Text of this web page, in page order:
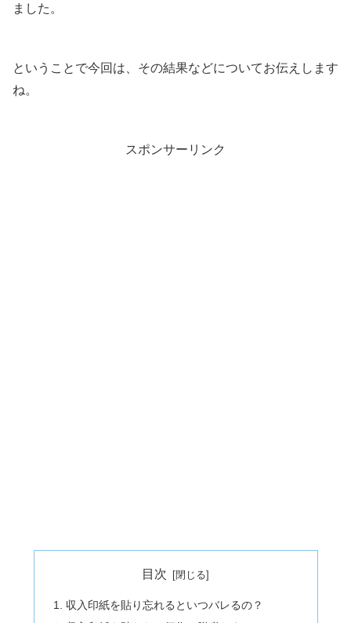
ました。
ということで今回は、その結果などについてお伝えします
ね。
スポンサーリンク
目次
収入印紙を貼り忘れるといつバレるの？